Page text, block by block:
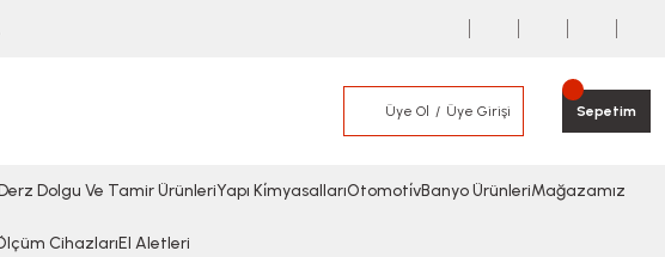
Üye Ol Üye Girişi Sepetim
Dolgu Ve Tamir ÜrünleriYapı Ki̇myasallarıOtomoti̇vBanyo ÜrünleriMağazamız
CihazlarıEl Aletleri